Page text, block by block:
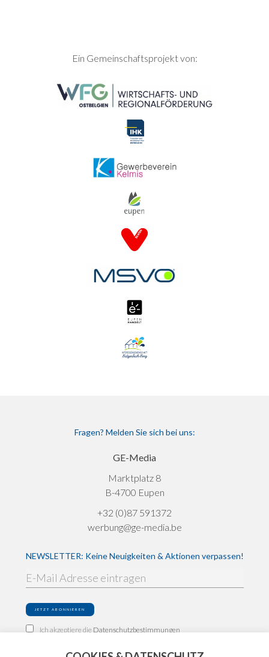
SEITENFUSSEin Gemeinschaftsprojekt von:
Fragen? Melden Sie sich bei uns:
GE-Media
Marktplatz 8
B-4700 Eupen
+32 (0)87 591372
werbung@ge-media.be
NEWSLETTER: Keine Neuigkeiten & Aktionen verpassen!
Ich akzeptiere die Datenschutzbestimmungen